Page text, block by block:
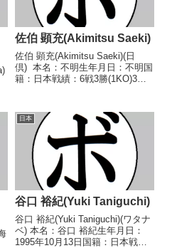
佐伯 顕充(Akimitsu Saeki)
佐伯 顕充(Akimitsu Saeki)(日
倶) 本名：不明生年月日：不明国
籍：日本戦績：6戦3勝(1KO)3
雄七(高津)1946/06/22 ○4R判定
(...
日本
谷口 裕紀(Yuki Taniguchi)
谷口 裕紀(Yuki Taniguchi)(ワタナ
ベ) 本名：谷口 裕紀生年月日：
1995年10月13日国籍：日本戦